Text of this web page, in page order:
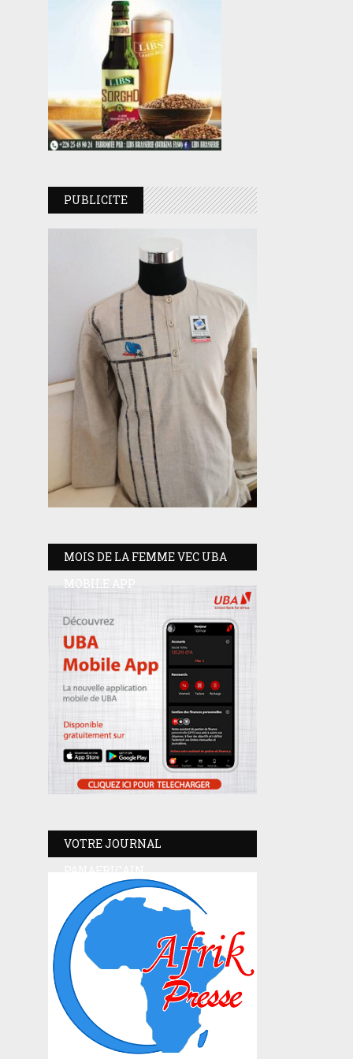
PUBLICITE
MOIS DE LA FEMME VEC UBA
MOBILE APP
VOTRE JOURNAL